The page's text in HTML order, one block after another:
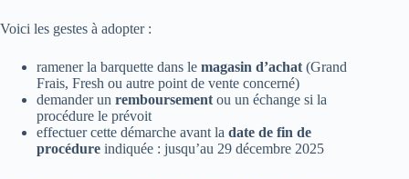
Voici les gestes à adopter :
ramener la barquette dans le magasin d’achat (Grand
Frais, Fresh ou autre point de vente concerné)
demander un remboursement ou un échange si la
procédure le prévoit
effectuer cette démarche avant la date de fin de
procédure indiquée : jusqu’au 29 décembre 2025